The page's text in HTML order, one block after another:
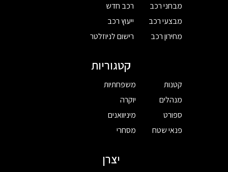
מבחני רכב
מבצעי רכב
מחירון רכב
רכב חדש
ייעוץ רכב
רישום לניוזלטר
קטגוריות
קטנות
מנהלים
ספורט
פנאי שטח
משפחתיות
יוקרה
מיניוואנים
מסחרי
יצרן